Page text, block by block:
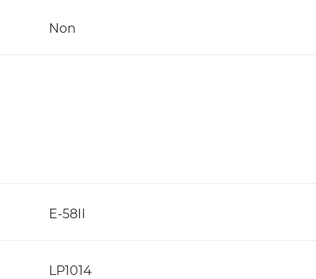
Non
E-58II
LP1014